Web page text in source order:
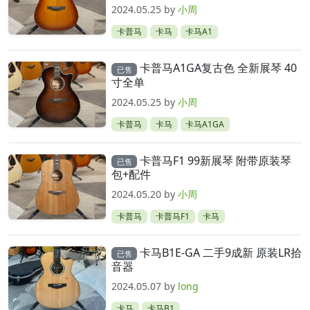
2024.05.25 by小周
卡普马 卡马 卡马A1
已售
卡普马A1GA复古色 全新展琴 40
寸全单
2024.05.25 by小周
卡普马 卡马 卡马A1GA
已售
卡普马F1 99新展琴 附带原装琴
包+配件
2024.05.20 by小周
卡普马 卡普马F1 卡马
已售
卡马B1E-GA 二手9成新 原装LR拾
音器
2024.05.07 by long